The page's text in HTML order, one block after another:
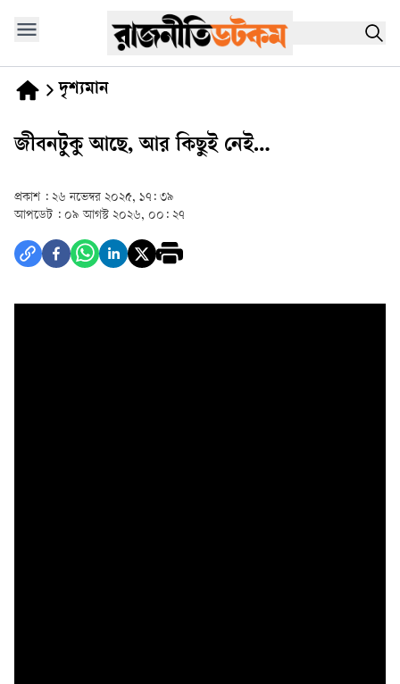
দৃশ্যমান
জীবনটুকু আছে, আর কিছুই নেই…
প্রকাশ : ২৬ নভেম্বর ২০২৫, ১৭: ৩৯
আপডেট : ০৯ আগস্ট ২০২৬, ০০: ২৭